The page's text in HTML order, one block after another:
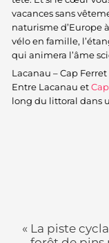
vacances sans
naturisme d’Europe
vélo en famille,
qui animera l’âme
Lacanau – Cap Ferret
Entre Lacanau et
long du littoral dans
« La piste